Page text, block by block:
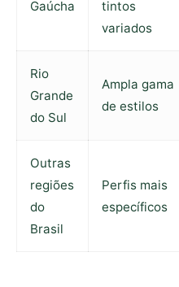
Gaúcha
tintos
variados
Rio
Grande
do Sul
Ampla gama
de estilos
Outras
regiões
do
Brasil
Perfis mais
específicos